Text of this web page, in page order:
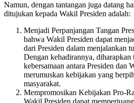
Namun, dengan tantangan juga datang
ditujukan kepada Wakil Presiden adalah:
Menjadi Perpanjangan Tangan
bahwa Wakil Presiden dapat
dari Presiden dalam menjalankan
Dengan kehadirannya, diharapkan
kebersamaan antara Presiden dan
merumuskan kebijakan yang
masyarakat.
Mempromosikan Kebijakan Pro-